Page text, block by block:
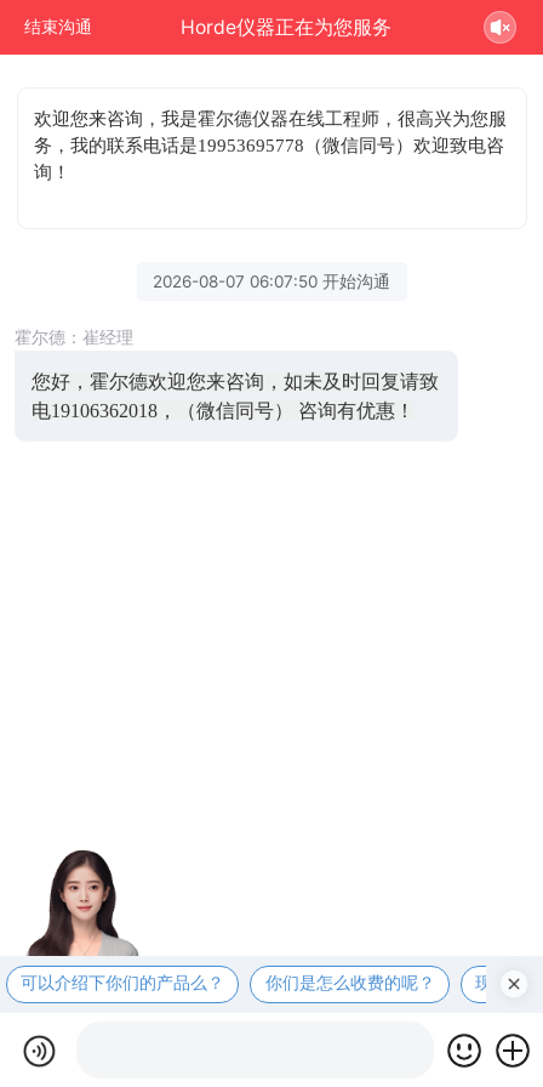
结束沟通 Horde仪器正在为您服务
欢迎您来咨询 ，我是霍尔德仪器在线工程师，很高兴为您服
务，我的联系电话是19953695778（微信同号）欢迎致电咨
询！
2026-08-07 06:07:50 开始沟通
霍尔德：崔经理
您好，霍尔德欢迎您来咨询，如未及时回复请致
电19106362018，（微信同号） 咨询有优惠！
可以介绍下你们的产品么？ 你们是怎么收费的呢？ 现在有